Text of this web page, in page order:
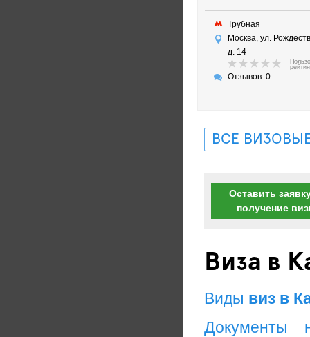
Трубная
Москва, ул.
д. 14
Отзывов: 0
ВСЕ
Оставить
получение
Виза в
Виды виз в